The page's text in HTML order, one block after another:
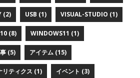
(2) USB (1) VISUAL-STUDIO (1)
(8) WINDOWS11 (1)
(5) アイテム (15)
リティクス (1) イベント (3)